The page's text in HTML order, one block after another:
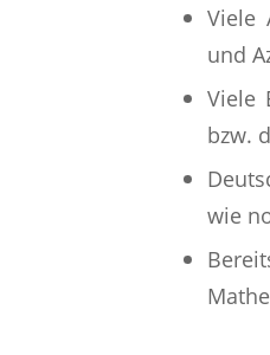
Viele
und
Viele
bzw.
wie